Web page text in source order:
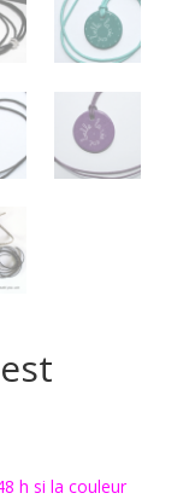
h si la couleur